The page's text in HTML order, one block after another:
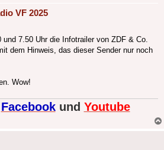
VF 2025
7.50 Uhr die Infotrailer von ZDF & Co.
dem Hinweis, das dieser Sender nur noch
Wow!
Facebookund Youtube